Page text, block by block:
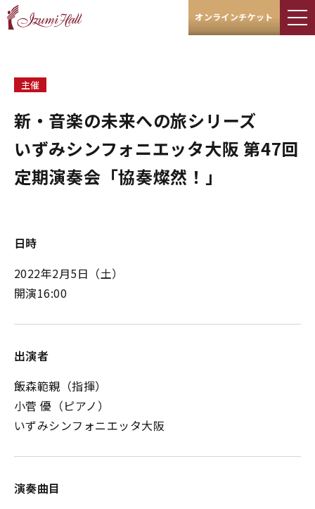
オンラインチケット
主催
新・音楽の未来への旅シリーズ
いずみシンフォニエッタ大阪 第47回
定期演奏会「協奏燦然！」
日時
2022年2月5日（土）
開演16:00
出演者
飯森範親（指揮）
小菅 優（ピアノ）
いずみシンフォニエッタ大阪
演奏曲目